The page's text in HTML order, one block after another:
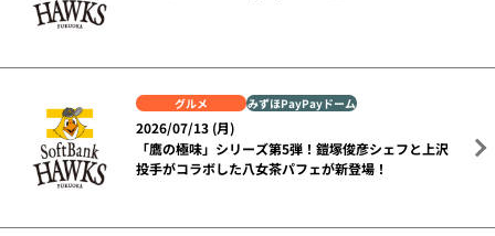
グルメ みずほPayPayドーム
2026/07/13 (月)
「鷹の極味」シリーズ第5弾！鎧塚俊彦シェフと上沢
投手がコラボした八女茶パフェが新登場！